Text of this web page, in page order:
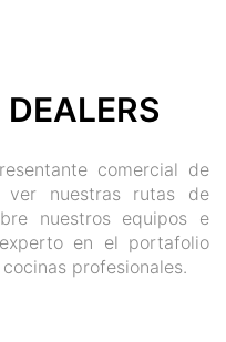
comercial de
ver nuestras rutas de
nuestros equipos e
en el portafolio
profesionales.